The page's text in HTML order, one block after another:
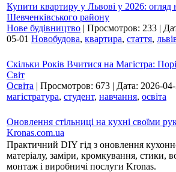
Купити квартиру у Львові у 2026: огляд
Шевченківського району
Нове будівництво | Просмотров: 233 |
05-01 Новобудова, квартира, стаття,
Скільки Років Вчитися на Магістра:
Світ
Освіта | Просмотров: 673 | Дата: 2026-
магістратура, студент, навчання, освіта
Оновлення стільниці на кухні своїми
Kronas.com.ua
Практичний DIY гід з оновлення
матеріалу, заміри, кромкування, стики,
монтаж і виробничі послуги Kronas.